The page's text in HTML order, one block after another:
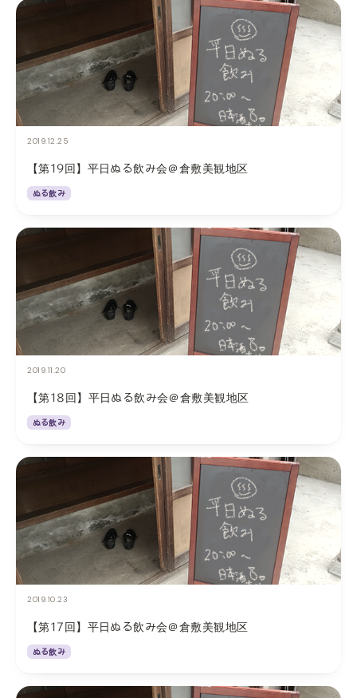
2019.12.25
【第19回】平日ぬる飲み会＠倉敷美観地区
ぬる飲み
2019.11.20
【第18回】平日ぬる飲み会＠倉敷美観地区
ぬる飲み
2019.10.23
【第17回】平日ぬる飲み会＠倉敷美観地区
ぬる飲み